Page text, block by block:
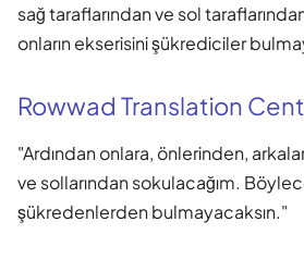
sağ taraflarından ve sol
onların ekserisini şükrediciler
Rowwad Translation
"Ardından onlara, önlerinden,
ve sollarından sokulacağım.
şükredenlerden bulmayacaksın."